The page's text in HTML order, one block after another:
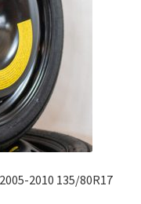
2010 135/80R17